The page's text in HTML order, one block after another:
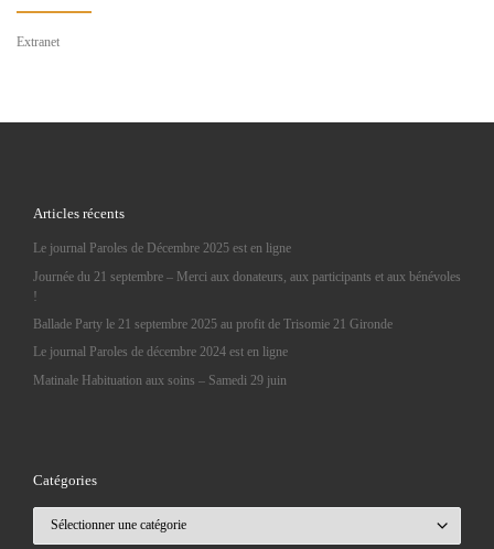
Extranet
Articles récents
Le journal Paroles de Décembre 2025 est en ligne
Journée du 21 septembre – Merci aux donateurs, aux participants et aux bénévoles
!
Ballade Party le 21 septembre 2025 au profit de Trisomie 21 Gironde
Le journal Paroles de décembre 2024 est en ligne
Matinale Habituation aux soins – Samedi 29 juin
Catégories